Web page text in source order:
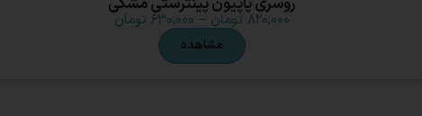
۸۲۰,۰۰۰ تومان – ۶۳۰,۰۰۰ تومان
مشاهده